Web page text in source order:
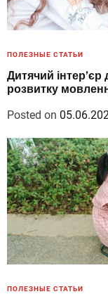
ПОЛЕЗНЫЕ СТАТЬИ
Дитячий
розвитку
Posted on
ПОЛЕЗНЫЕ СТАТЬИ